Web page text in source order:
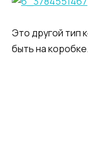
Это другой тип
быть на коробке.